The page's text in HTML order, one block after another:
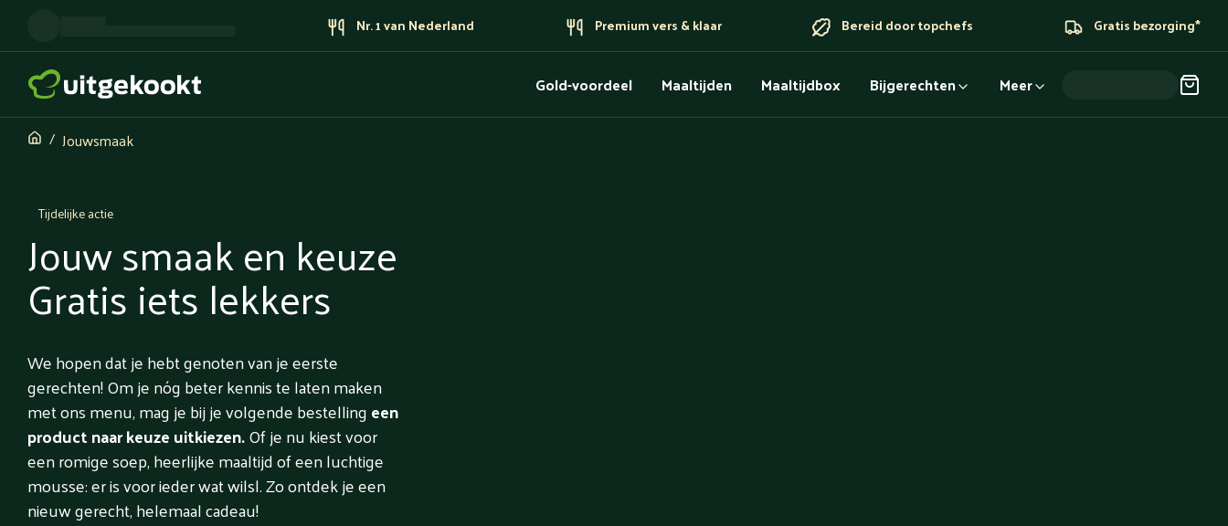
Nr. 1 van Nederland Premium vers & klaar Bereid door topchefs Gratis bezorging*
Gold-voordeel Maaltijden Maaltijdbox Bijgerechten Meer
Jouwsmaak
Tijdelijke actie
Jouw smaak en keuze
Gratis iets lekkers
We hopen dat je hebt genoten van je eerste
gerechten! Om je nóg beter kennis te laten maken
met ons menu, mag je bij je volgende bestellingeen
product naar keuze uitkiezen.Of je nu kiest voor
een romige soep, heerlijke maaltijd of een luchtige
mousse: er is voor ieder wat wilsl. Zo ontdek je een
nieuw gerecht, helemaal cadeau!